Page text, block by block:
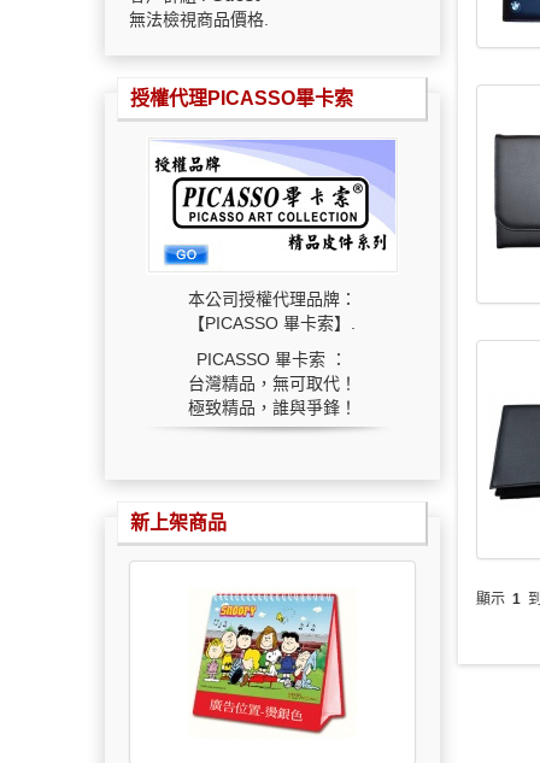
無法檢視商品價格.
授權代理PICASSO畢卡索
本公司授權代理品牌：
【PICASSO 畢卡索】.
PICASSO 畢卡索 ：
台灣精品，無可取代！
極致精品，誰與爭鋒！
新上架商品
顯示 1 到